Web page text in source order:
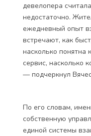
девелопера
недостаточно.
ежедневный опыт
встречают, как
насколько понятна
сервис, насколько
— подчеркнул
По его словам,
собственную
единой системы